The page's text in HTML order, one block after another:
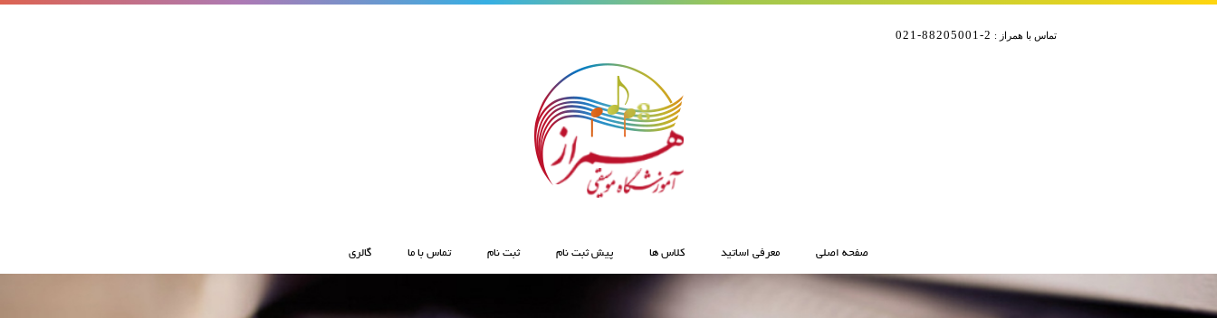
تماس با همراز : 2-88205001-021
صفحه اصلی معرفی اساتید کلاس ها پیش ثبت نام ثبت نام تماس با ما گالری